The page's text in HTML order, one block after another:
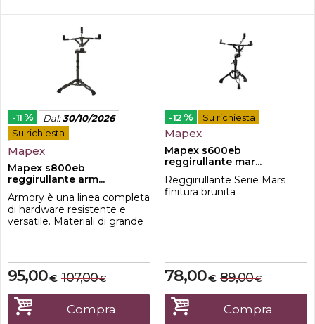
-11 % Dal:30/10/2026
Su richiesta
Mapex
Mapex s800eb
reggirullante arm...
Armory è una linea completa
di hardware resistente e
versatile. Materiali di grande
che pretendono la massima
affidabilità dal loro set di
hardware. Tutti i prodotti
sono disponibili sia in finitura
croma...
€
95,00 €
107,00
Compra
-12 % Su richiesta
Mapex
Mapex s600eb
reggirullante mar...
Reggirullante Serie Mars
finitura brunita
€
78,00 €
89,00
Compra